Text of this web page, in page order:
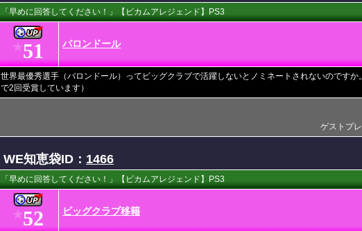
「早めに回答してください！」【ビカムアレジェンド】PS3
★51 バロンドール
世界最優秀選手（バロンドール）ってビッグクラブで活躍しないとノミネートされないのです
で2回受賞しています）
ゲストプ
WE知恵袋ID： 1466
「早めに回答してください！」【ビカムアレジェンド】PS3
★52 ビッグクラブ移籍